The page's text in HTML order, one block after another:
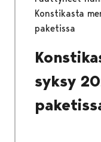
Konstikasta
paketissa
syksy